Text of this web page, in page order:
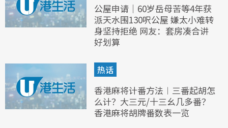
公屋申请｜60岁岳母苦等4年获
派天水围130呎公屋 嫌太小难转
身坚持拒绝 网友：套房凑合讲
好划算
热话
香港麻将计番方法︱三番起胡怎
么计？大三元/十三幺几多番？
香港麻将胡牌番数表一览